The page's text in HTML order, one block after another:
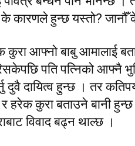
कारणले हुन्छ यस्तो? जानौँ
कुरा आफ्नो बाबु आमालाई
पति पत्निको आफ्नै
दुवै दायित्व हुन्छ । तर
र हरेक कुरा बताउने बानी
विवाद बढ्न थाल्छ ।